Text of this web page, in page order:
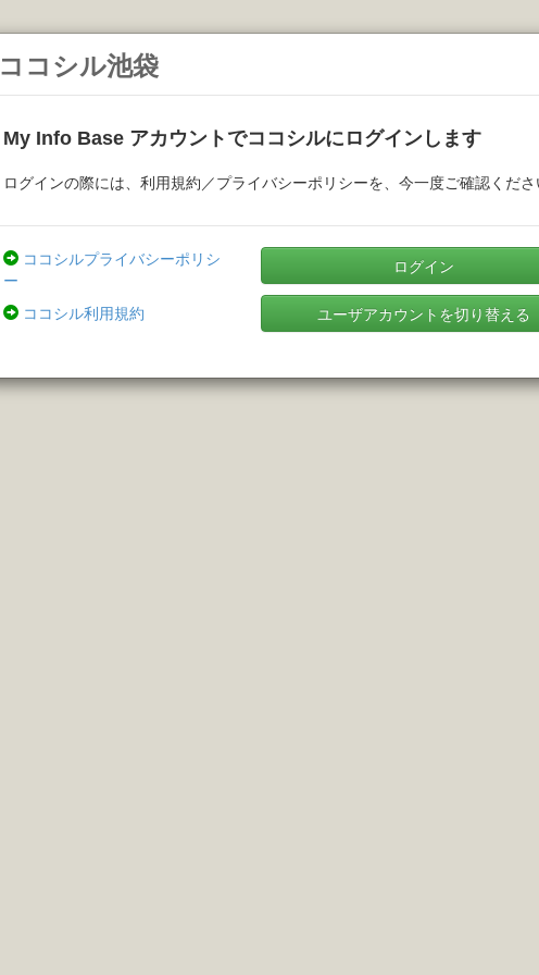
ココシル池袋
My Info Base アカウントでココシルにログインします
ログインの際には、利用規約／プライバシーポリシーを、今一度ご確認くだ
ココシルプライバシーポリシ
ー
ココシル利用規約
ログイン
ユーザアカウントを切り替える